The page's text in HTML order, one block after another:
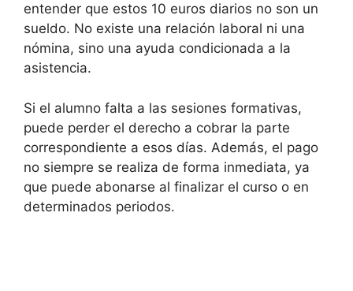
entender que estos 10 euros diarios no son un
sueldo. No existe una relación laboral ni una
nómina, sino una ayuda condicionada a la
asistencia.
Si el alumno falta a las sesiones formativas,
puede perder el derecho a cobrar la parte
correspondiente a esos días. Además, el pago
no siempre se realiza de forma inmediata, ya
que puede abonarse al finalizar el curso o en
determinados periodos.